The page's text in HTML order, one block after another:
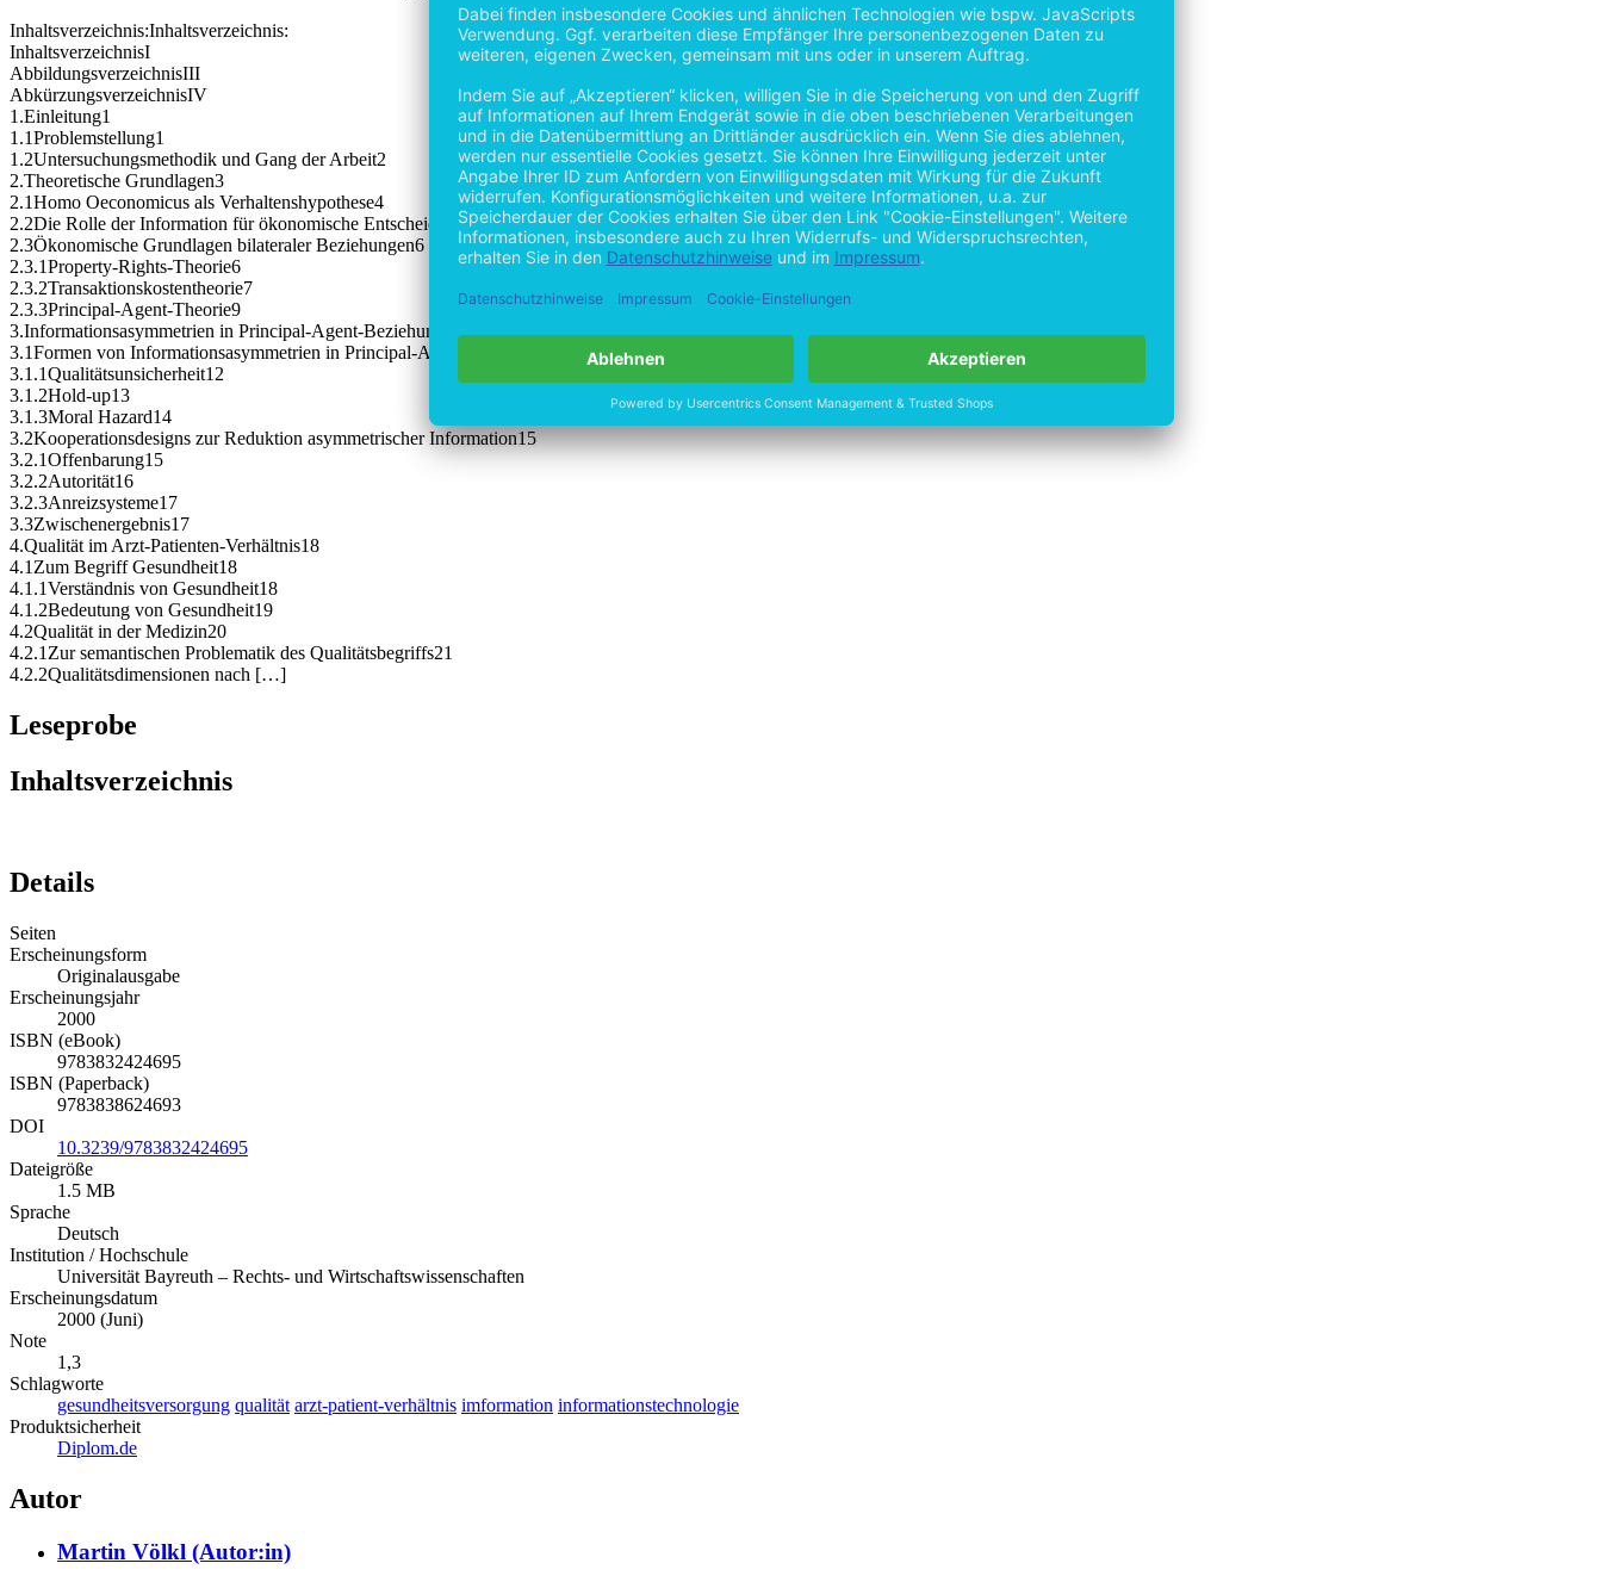
Inhaltsverzeichnis:Inhaltsverzeichnis:
InhaltsverzeichnisI
AbbildungsverzeichnisIII
AbkürzungsverzeichnisIV
1.Einleitung1
1.1Problemstellung1
1.2Untersuchungsmethodik und Gang der Arbeit2
2.Theoretische Grundlagen3
2.1Homo Oeconomicus als Verhaltenshypothese4
2.2Die Rolle der Information für ökonomische Entscheidungen5
2.3Ökonomische Grundlagen bilateraler Beziehungen6
2.3.1Property-Rights-Theorie6
2.3.2Transaktionskostentheorie7
2.3.3Principal-Agent-Theorie9
3.Informationsasymmetrien in Principal-Agent-Beziehungen10
3.1Formen von Informationsasymmetrien in Principal-Agent-Beziehungen11
3.1.1Qualitätsunsicherheit12
3.1.2Hold-up13
3.1.3Moral Hazard14
3.2Kooperationsdesigns zur Reduktion asymmetrischer Information15
3.2.1Offenbarung15
3.2.2Autorität16
3.2.3Anreizsysteme17
3.3Zwischenergebnis17
4.Qualität im Arzt-Patienten-Verhältnis18
4.1Zum Begriff Gesundheit18
4.1.1Verständnis von Gesundheit18
4.1.2Bedeutung von Gesundheit19
4.2Qualität in der Medizin20
4.2.1Zur semantischen Problematik des Qualitätsbegriffs21
4.2.2Qualitätsdimensionen nach […]
Leseprobe
Inhaltsverzeichnis
Details
Seiten
Erscheinungsform
Originalausgabe
Erscheinungsjahr
2000
ISBN (eBook)
9783832424695
ISBN (Paperback)
9783838624693
DOI
10.3239/9783832424695
Dateigröße
1.5 MB
Sprache
Deutsch
Institution / Hochschule
Universität Bayreuth – Rechts- und Wirtschaftswissenschaften
Erscheinungsdatum
2000 (Juni)
Note
1,3
Schlagworte
gesundheitsversorgung qualität arzt-patient-verhältnis imformation informationstechnologie
Produktsicherheit
Diplom.de
Autor
Martin Völkl (Autor:in)